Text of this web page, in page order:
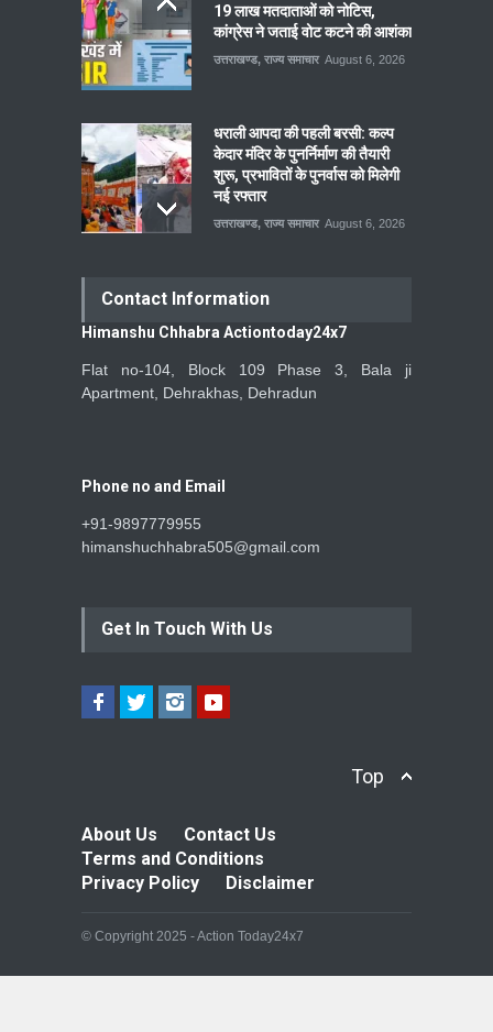
19 लाख मतदाताओं को नोटिस,
कांग्रेस ने जताई वोट कटने की आशंका
उत्तराखण्ड, राज्य समाचार August 6, 2026
धराली आपदा की पहली बरसी: कल्प
केदार मंदिर के पुनर्निर्माण की तैयारी
शुरू, प्रभावितों के पुनर्वास को मिलेगी
नई रफ्तार
उत्तराखण्ड, राज्य समाचार August 6, 2026
Contact Information
Himanshu Chhabra Actiontoday24x7
Flat no-104, Block 109 Phase 3, Bala ji
Apartment, Dehrakhas, Dehradun
Phone no and Email
+91-9897779955
himanshuchhabra505@gmail.com
Get In Touch With Us
Top
About Us
Contact Us
Terms and Conditions
Privacy Policy
Disclaimer
© Copyright 2025 - Action Today24x7